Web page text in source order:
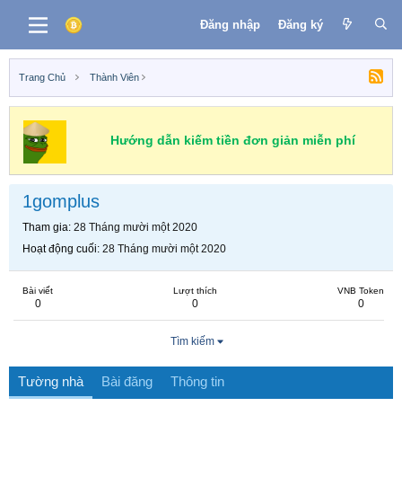
Đăng nhập Đăng ký
Trang Chủ Thành Viên
Hướng dẫn kiếm tiền đơn giản miễn phí
1gomplus
Tham gia 28 Tháng mười một 2020
Hoạt động cuối 28 Tháng mười một 2020
Bài viết
0
Lượt thích
0
VNB Token
0
Tìm kiếm
Tường nhà Bài đăng Thông tin